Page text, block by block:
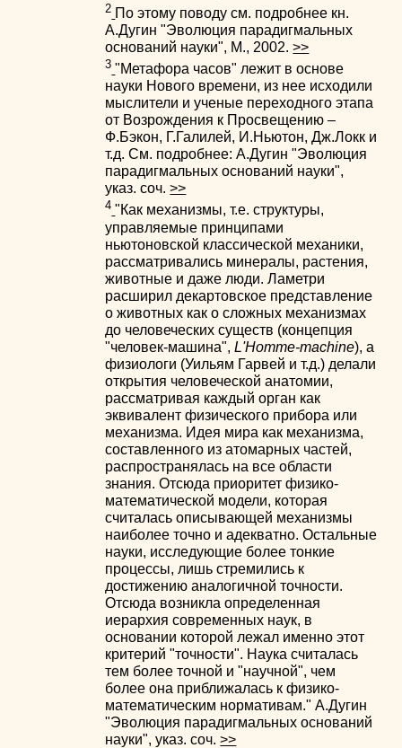
2 По этому поводу см. подробнее кн.
А.Дугин "Эволюция парадигмальных
оснований науки", М., 2002.>>
3 "Метафора часов" лежит в основе
науки Нового времени, из нее исходили
мыслители и ученые переходного этапа
от Возрождения к Просвещению –
Ф.Бэкон, Г.Галилей, И.Ньютон, Дж.Локк и
т.д. См. подробнее: А.Дугин "Эволюция
парадигмальных оснований науки",
указ. соч.>>
4 "Как механизмы, т.е. структуры,
управляемые принципами
ньютоновской классической механики,
рассматривались минералы, растения,
животные и даже люди. Ламетри
расширил декартовское представление
о животных как о сложных механизмах
до человеческих существ (концепция
"человек-машина",L'Homme-machine), а
физиологи (Уильям Гарвей и т.д.) делали
открытия человеческой анатомии,
рассматривая каждый орган как
эквивалент физического прибора или
механизма. Идея мира как механизма,
составленного из атомарных частей,
распространялась на все области
знания. Отсюда приоритет физико-
математической модели, которая
считалась описывающей механизмы
наиболее точно и адекватно. Остальные
науки, исследующие более тонкие
процессы, лишь стремились к
достижению аналогичной точности.
Отсюда возникла определенная
иерархия современных наук, в
основании которой лежал именно этот
критерий "точности". Наука считалась
тем более точной и "научной", чем
более она приближалась к физико-
математическим нормативам." А.Дугин
"Эволюция парадигмальных оснований
науки", указ. соч.>>